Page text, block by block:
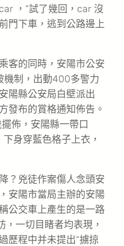
，“試了幾回，car 沒
門下車，逃到公路邊上
客的同時，安陽市公安
機制，出動400多警力
陽縣公安局白壁派出
方發布的賞格通知佈告。
佈，安陽縣一帶口
身穿藍色格子上衣，
？兇徒作案傷人念頭安
安陽市當局主辦的安陽
公交車上產生的是一路
，一切目睹者均表現，
歷程中并未提出“擄掠